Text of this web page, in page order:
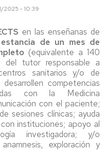
2025 - 10:39
en las enseñanas de
estancia de un mes de
(equivalente a 140
del tutor responsable a
sanitarios y/o de
competencias
con la Medicina
con el paciente;
sesiones clínicas; ayuda
instituciones; apoyo al
investigadora; y/o
exploración y